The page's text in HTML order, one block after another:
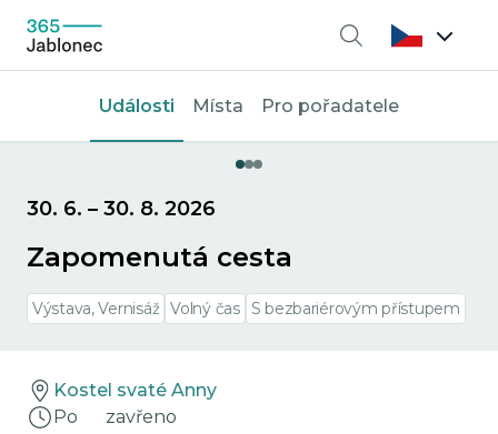
Vyhledávání
Události Místa Pro pořadatele
30. 6. – 30. 8. 2026
Zapomenutá cesta
Výstava, Vernisáž Volný čas S bezbariérovým přístupem
Kostel svaté Anny
Po
zavřeno